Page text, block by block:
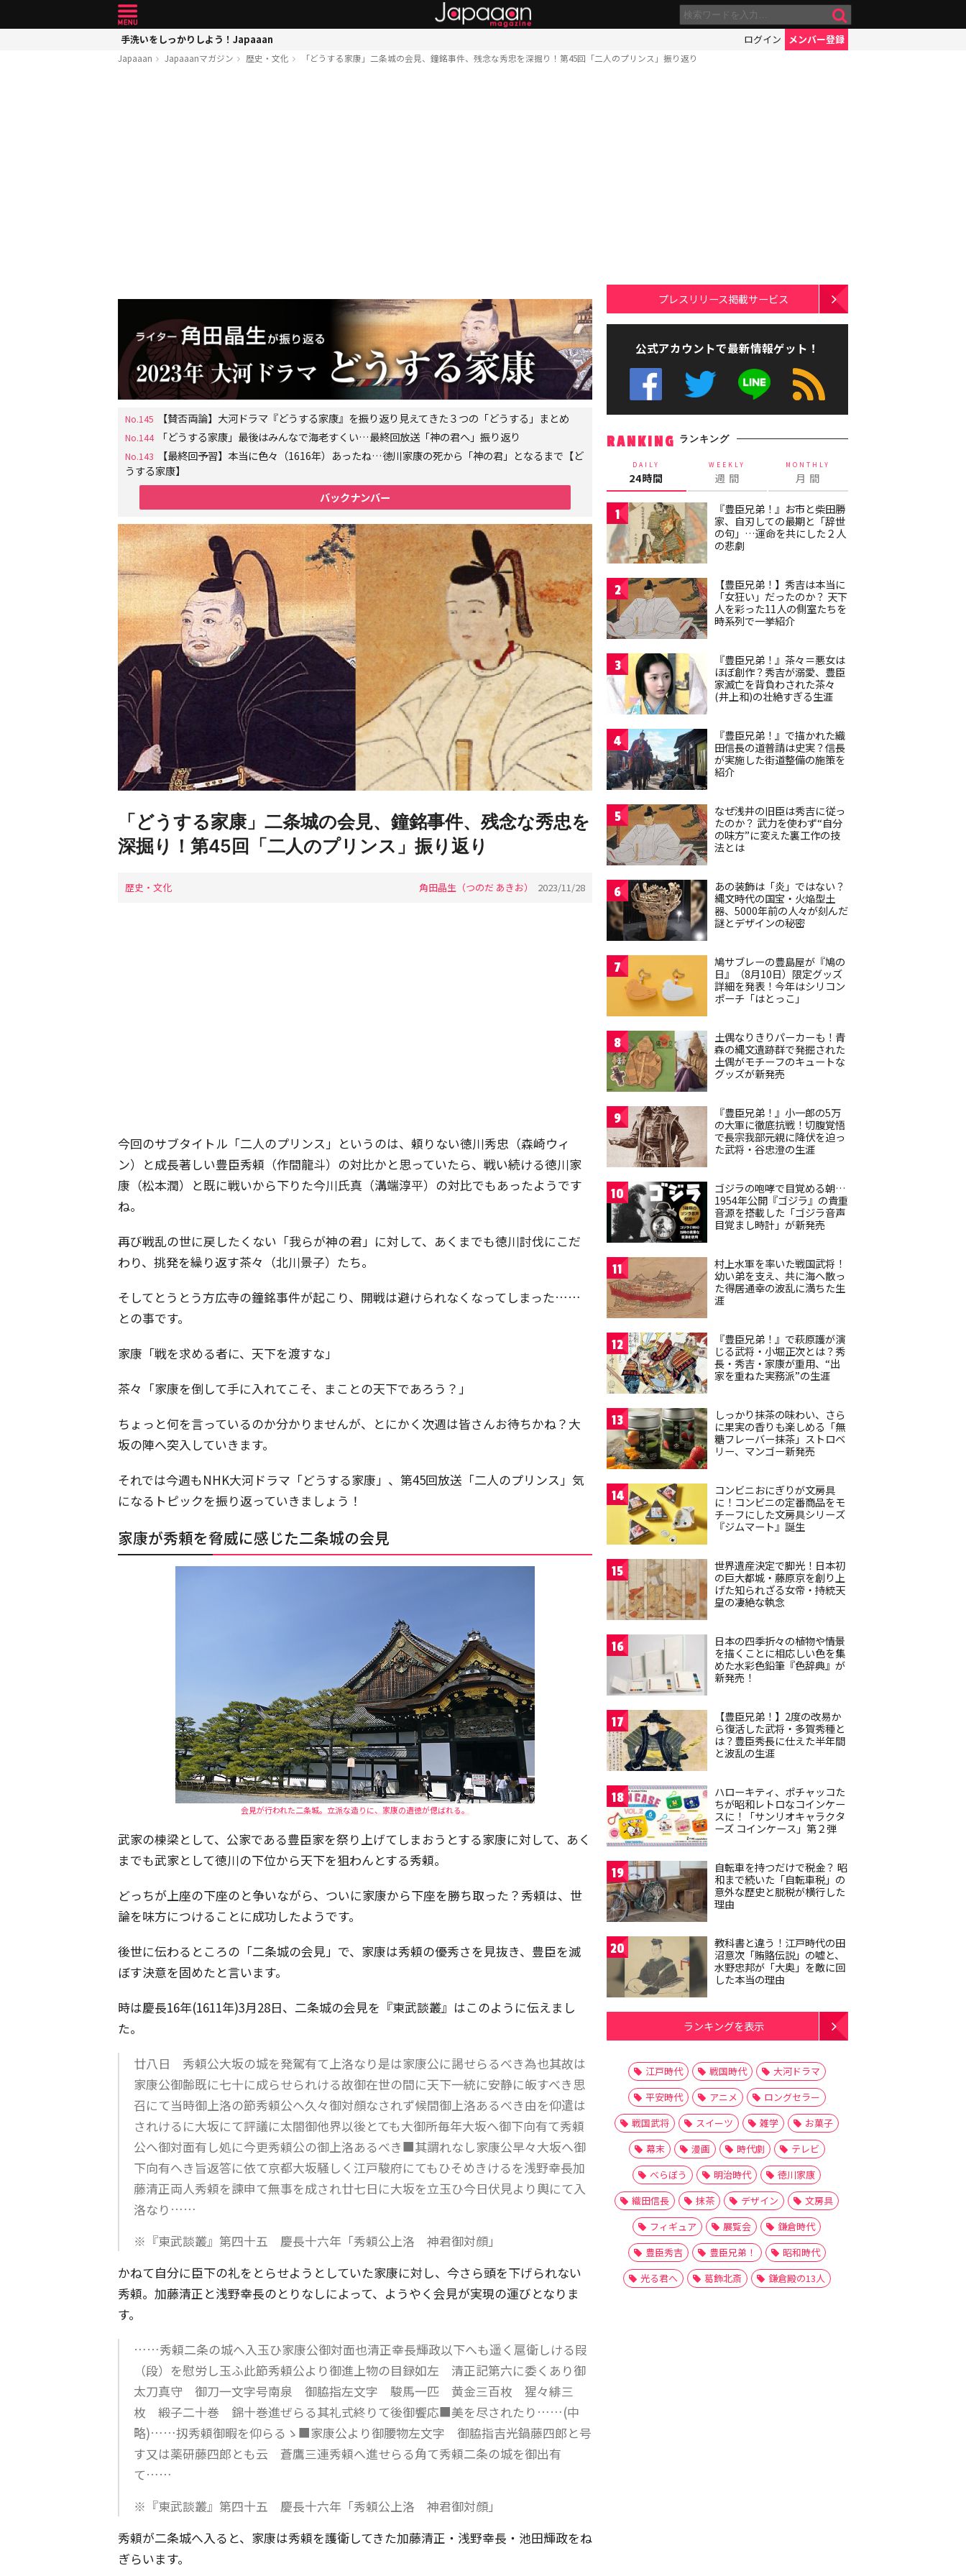
手洗いをしっかりしよう！Japaaan ログイン メンバー登録
Japaaan Japaaanマガジン 歴史・文化 「どうする家康」二条城の会見、鐘銘事件、残念な秀忠を深掘り！第45回「二人のプリンス」振り返り
No.145 【賛否両論】大河ドラマ『どうする家康』を振り返り見えてきた３つの「どうする」まとめ
No.144 「どうする家康」最後はみんなで海老すくい…最終回放送「神の君へ」振り返り
No.143
【最終回予習】本当に色々（1616年）あったね…徳川家康の死から「神の君」となるまで【ど
うする家康】
バックナンバー
「どうする家康」二条城の会見、鐘銘事件、残念な秀忠を
深掘り！第45回「二人のプリンス」振り返り
歴史・文化 角田晶生（つのだ あきお） 2023/11/28
今回のサブタイトル「二人のプリンス」というのは、頼りない徳川秀忠（森崎ウィ
ン）と成長著しい豊臣秀頼（作間龍斗）の対比かと思っていたら、戦い続ける徳川家
康（松本潤）と既に戦いから下りた今川氏真（溝端淳平）の対比でもあったようです
ね。
再び戦乱の世に戻したくない「我らが神の君」に対して、あくまでも徳川討伐にこだ
わり、挑発を繰り返す茶々（北川景子）たち。
そしてとうとう方広寺の鐘銘事件が起こり、開戦は避けられなくなってしまった……
との事です。
家康「戦を求める者に、天下を渡すな」
茶々「家康を倒して手に入れてこそ、まことの天下であろう？」
ちょっと何を言っているのか分かりませんが、とにかく次週は皆さんお待ちかね？大
坂の陣へ突入していきます。
それでは今週もNHK大河ドラマ「どうする家康」、第45回放送「二人のプリンス」気
になるトピックを振り返っていきましょう！
家康が秀頼を脅威に感じた二条城の会見
会見が行われた二条城。立派な造りに、家康の遺徳が偲ばれる。
武家の棟梁として、公家である豊臣家を祭り上げてしまおうとする家康に対して、あく
までも武家として徳川の下位から天下を狙わんとする秀頼。
どっちが上座の下座のと争いながら、ついに家康から下座を勝ち取った？秀頼は、世
論を味方につけることに成功したようです。
後世に伝わるところの「二条城の会見」で、家康は秀頼の優秀さを見抜き、豊臣を滅
ぼす決意を固めたと言います。
時は慶長16年(1611年)3月28日、二条城の会見を『東武談叢』はこのように伝えまし
た。
廿八日 秀頼公大坂の城を発駕有て上洛なり是は家康公に謁せらるべき為也其故は
家康公御齢既に七十に成らせられける故御在世の間に天下一統に安静に皈すべき思
召にて当時御上洛の節秀頼公へ久々御対顔なされず候間御上洛あるべき由を仰遣は
されけるに大坂にて評議に太閤御他界以後とても大御所毎年大坂へ御下向有て秀頼
公へ御対面有し処に今更秀頼公の御上洛あるべき■其謂れなし家康公早々大坂へ御
下向有へき旨返答に依て京都大坂騒しく江戸駿府にてもひそめきけるを浅野幸長加
藤清正両人秀頼を諫申て無事を成され廿七日に大坂を立玉ひ今日伏見より輿にて入
洛なり……
※『東武談叢』第四十五 慶長十六年「秀頼公上洛 神君御対顔」
かねて自分に臣下の礼をとらせようとしていた家康に対し、今さら頭を下げられない
秀頼。加藤清正と浅野幸長のとりなしによって、ようやく会見が実現の運びとなりま
す。
……秀頼二条の城へ入玉ひ家康公御対面也清正幸長輝政以下へも遥く扈衛しける叚
（段）を慰労し玉ふ此節秀頼公より御進上物の目録如左 清正記第六に委くあり御
太刀真守 御刀一文字号南泉 御脇指左文字 駿馬一匹 黄金三百枚 猩々緋三
枚 緞子二十巻 錦十巻進ぜらる其礼式終りて後御饗応■美を尽されたり……(中
略)……扨秀頼御暇を仰らるゝ■家康公より御腰物左文字 御脇指吉光鍋藤四郎と号
す又は薬研藤四郎とも云 蒼鷹三連秀頼へ進せらる角て秀頼二条の城を御出有
て……
※『東武談叢』第四十五 慶長十六年「秀頼公上洛 神君御対顔」
秀頼が二条城へ入ると、家康は秀頼を護衛してきた加藤清正・浅野幸長・池田輝政をね
ぎらいます。
プレスリリース掲載サービス
公式アカウントで最新情報ゲット！
RANKING ランキング
DAILY
24時間
WEEKLY
週 間
MONTHLY
月 間
1
『豊臣兄弟！』お市と柴田勝
家、自刃しての最期と「辞世
の句」…運命を共にした２人
の悲劇
2
【豊臣兄弟！】秀吉は本当に
「女狂い」だったのか？ 天下
人を彩った11人の側室たちを
時系列で一挙紹介
3
『豊臣兄弟！』茶々＝悪女は
ほぼ創作？秀吉が溺愛、豊臣
家滅亡を背負わされた茶々
(井上和)の壮絶すぎる生涯
4
『豊臣兄弟！』で描かれた織
田信長の道普請は史実？信長
が実施した街道整備の施策を
紹介
5
なぜ浅井の旧臣は秀吉に従っ
たのか？ 武力を使わず“自分
の味方”に変えた裏工作の技
法とは
6
あの装飾は「炎」ではない？
縄文時代の国宝・火焔型土
器、5000年前の人々が刻んだ
謎とデザインの秘密
7
鳩サブレーの豊島屋が『鳩の
日』（8月10日）限定グッズ
詳細を発表！今年はシリコン
ポーチ「はとっこ」
8
土偶なりきりパーカーも！青
森の縄文遺跡群で発掘された
土偶がモチーフのキュートな
グッズが新発売
9
『豊臣兄弟！』小一郎の5万
の大軍に徹底抗戦！切腹覚悟
で長宗我部元親に降伏を迫っ
た武将・谷忠澄の生涯
10
ゴジラの咆哮で目覚める朝…
1954年公開『ゴジラ』の貴重
音源を搭載した「ゴジラ音声
目覚まし時計」が新発売
11
村上水軍を率いた戦国武将！
幼い弟を支え、共に海へ散っ
た得居通幸の波乱に満ちた生
涯
12
『豊臣兄弟！』で萩原護が演
じる武将・小堀正次とは？秀
長・秀吉・家康が重用、“出
家を重ねた実務派”の生涯
13
しっかり抹茶の味わい、さら
に果実の香りも楽しめる「無
糖フレーバー抹茶」ストロベ
リー、マンゴー新発売
14
コンビニおにぎりが文房具
に！コンビニの定番商品をモ
チーフにした文房具シリーズ
『ジムマート』誕生
15
世界遺産決定で脚光！日本初
の巨大都城・藤原京を創り上
げた知られざる女帝・持統天
皇の凄絶な執念
16
日本の四季折々の植物や情景
を描くことに相応しい色を集
めた水彩色鉛筆『色辞典』が
新発売！
17
【豊臣兄弟！】2度の改易か
ら復活した武将・多賀秀種と
は？豊臣秀長に仕えた半年間
と波乱の生涯
18
ハローキティ、ポチャッコた
ちが昭和レトロなコインケー
スに！「サンリオキャラクタ
ーズ コインケース」第２弾
19
自転車を持つだけで税金？ 昭
和まで続いた「自転車税」の
意外な歴史と脱税が横行した
理由
20
教科書と違う！江戸時代の田
沼意次「賄賂伝説」の嘘と、
水野忠邦が「大奥」を敵に回
した本当の理由
ランキングを表示
江戸時代 戦国時代
大河ドラマ
平安時代
アニメ
ロングセラー
戦国武将
スイーツ 雑学
お菓子
幕末
漫画 時代劇
テレビ
べらぼう
明治時代
徳川家康
織田信長
抹茶 デザイン
文房具
フィギュア
展覧会
鎌倉時代
豊臣秀吉
豊臣兄弟！
昭和時代
光る君へ
葛飾北斎 鎌倉殿の13人